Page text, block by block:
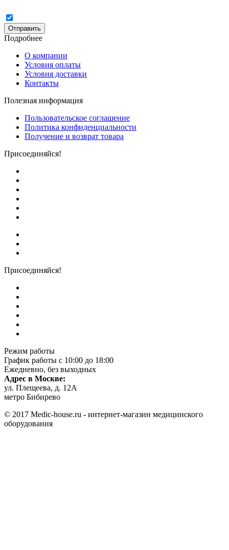
Отправить
Подробнее
О компании
Условия оплаты
Условия доставки
Контакты
Полезная информация
Пользовательское соглашение
Политика конфиденциальности
Получение и возврат товара
Присоединяйся!
Присоединяйся!
Режим работы
График работы с 10:00 до 18:00
Ежедневно, без выходных
Адрес в Москве:
ул. Плещеева, д. 12А
метро Бибирево
© 2017 Medic-house.ru - интернет-магазин медицинского
оборудования